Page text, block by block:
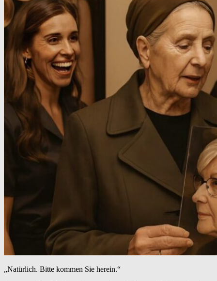
„Natürlich. Bitte kommen Sie herein.“